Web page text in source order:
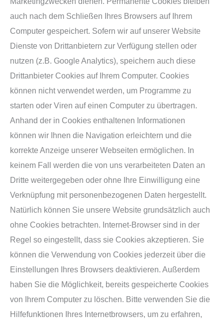
auch nach dem Schließen Ihres Browsers auf Ihrem
Computer gespeichert. Sofern wir auf unserer Website
Dienste von Drittanbietern zur Verfügung stellen oder
nutzen (z.B. Google Analytics), speichern auch diese
Drittanbieter Cookies auf Ihrem Computer. Cookies
können nicht verwendet werden, um Programme zu
starten oder Viren auf einen Computer zu übertragen.
Anhand der in Cookies enthaltenen Informationen
können wir Ihnen die Navigation erleichtern und die
korrekte Anzeige unserer Webseiten ermöglichen. In
keinem Fall werden die von uns verarbeiteten Daten an
Dritte weitergegeben oder ohne Ihre Einwilligung eine
Verknüpfung mit personenbezogenen Daten hergestellt.
Natürlich können Sie unsere Website grundsätzlich auch
ohne Cookies betrachten. Internet-Browser sind in der
Regel so eingestellt, dass sie Cookies akzeptieren. Sie
können die Verwendung von Cookies jederzeit über die
Einstellungen Ihres Browsers deaktivieren. Außerdem
haben Sie die Möglichkeit, bereits gespeicherte Cookies
von Ihrem Computer zu löschen. Bitte verwenden Sie die
Hilfefunktionen Ihres Internetbrowsers, um zu erfahren,